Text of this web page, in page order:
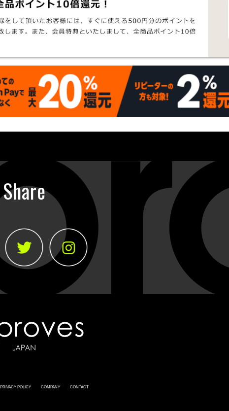
Share
PRIVACY POLICY COMPANY CONTACT